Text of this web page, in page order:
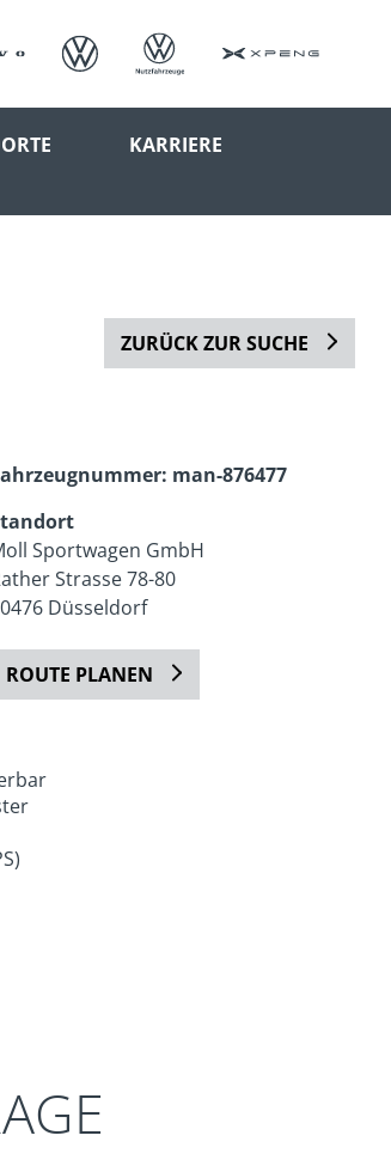
KARRIERE
ZURÜCK ZUR SUCHE
man-876477
Sportwagen GmbH
Strasse 78-80
Düsseldorf
ROUTE PLANEN